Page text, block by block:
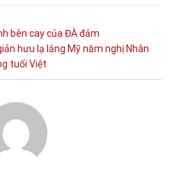
bên caycủa ĐÀđảm
hưu lạ lắng Mỹnăm nghị Nhân
tuổi Việt